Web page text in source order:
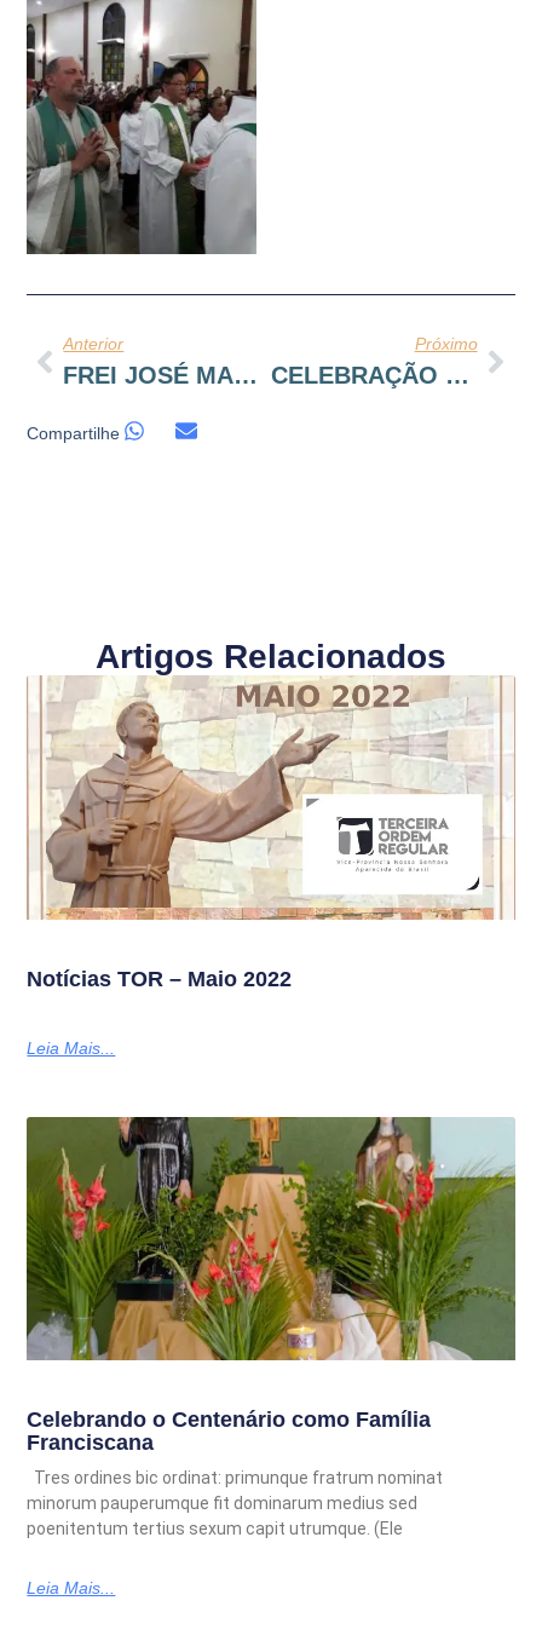
Anterior
FREI JOSÉ MARIA É O NOVO PÁROCO EM MANAUS
Próximo
CELEBRAÇÃO DE POSSE DO NOVO PÁROCO FREI CRISTIANO
Compartilhe
Artigos Relacionados
Notícias TOR – Maio 2022
Leia Mais...
Celebrando o Centenário como Família
Franciscana
Tres ordines bic ordinat: primunque fratrum nominat
minorum pauperumque fit dominarum medius sed
poenitentum tertius sexum capit utrumque. (Ele
Leia Mais...